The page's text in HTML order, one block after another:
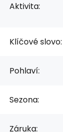
Aktivita:
Klíčové slovo:
Pohlaví:
Sezona:
Záruka: